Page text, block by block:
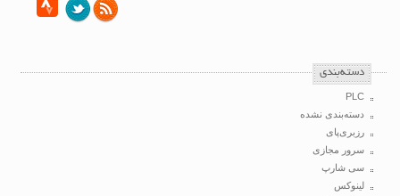
‌دسته‌بندی
PLC
دسته‌بندی نشده
رزبری‌پای
سرور مجازی
سی شارپ
لینوکس